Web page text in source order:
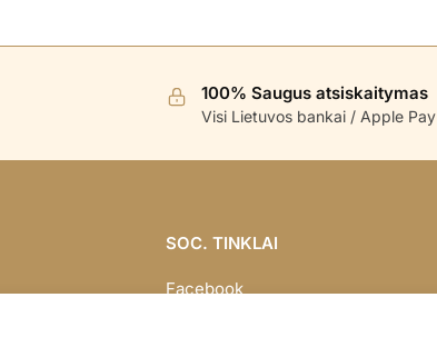
100% Saugus atsiskaitymas
Visi Lietuvos bankai / Apple Pay
SOC. TINKLAI
Facebook